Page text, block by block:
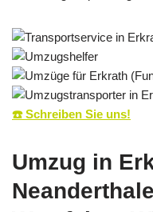
☎️ Schreiben Sie uns!
Umzug in